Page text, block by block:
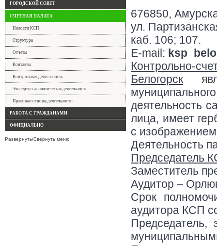
ГОРОДСКОЙ СОВЕТ
СЧЕТНАЯ ПАЛАТА
Новости КСП
Структура
Отчеты
Контакты
Контрольная деятельность
Экспертно-аналитическая деятельность
Правовые основы деятельности
РАБОТА С ГРАЖДАНАМИ
ОФИЦИАЛЬНО
Развернуть/Свернуть меню
676850,
ул.
каб. 106; 107.
E-mail:
Контрольно-
Белогорск
деятельность
лица, имеет
с
Деятельность
Председатель
Заместитель
Аудитор –
Срок
аудитора КСП
Председатель,